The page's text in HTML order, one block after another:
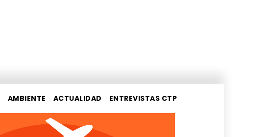
AMBIENTE ACTUALIDAD ENTREVISTAS CTP